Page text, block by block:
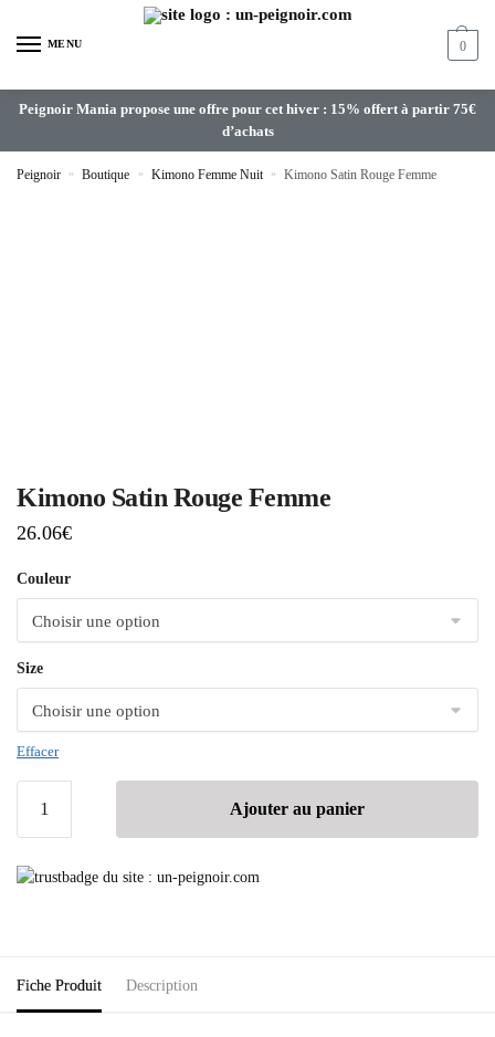
MENU 0
Peignoir Mania propose une offre pour cet hiver : 15% offert à partir 75€
d’achats
Peignoir » Boutique » Kimono Femme Nuit » Kimono Satin Rouge Femme
Kimono Satin Rouge Femme
26.06€
Couleur
Size
Effacer
Ajouter au panier
Fiche Produit Description